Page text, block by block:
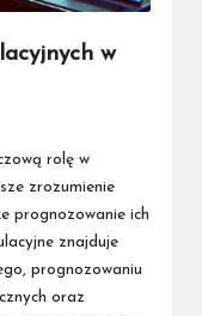
w
rolę w
zrozumienie
prognozowanie ich
znajduje
prognozowaniu
oraz